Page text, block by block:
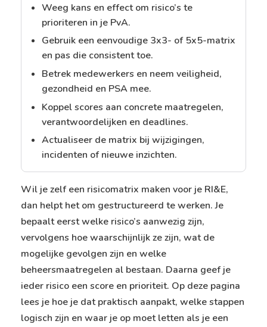
Weeg kans en effect om risico’s te
prioriteren in je PvA.
Gebruik een eenvoudige 3x3- of 5x5-matrix
en pas die consistent toe.
Betrek medewerkers en neem veiligheid,
gezondheid en PSA mee.
Koppel scores aan concrete maatregelen,
verantwoordelijken en deadlines.
Actualiseer de matrix bij wijzigingen,
incidenten of nieuwe inzichten.
Wil je zelf een risicomatrix maken voor je RI&E,
dan helpt het om gestructureerd te werken. Je
bepaalt eerst welke risico’s aanwezig zijn,
vervolgens hoe waarschijnlijk ze zijn, wat de
mogelijke gevolgen zijn en welke
beheersmaatregelen al bestaan. Daarna geef je
ieder risico een score en prioriteit. Op deze pagina
lees je hoe je dat praktisch aanpakt, welke stappen
logisch zijn en waar je op moet letten als je een